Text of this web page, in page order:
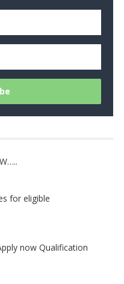
for eligible
now Qualification